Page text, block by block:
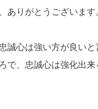
ありがとうございます
誠心は強い方が良いと
で、忠誠心は強化出来